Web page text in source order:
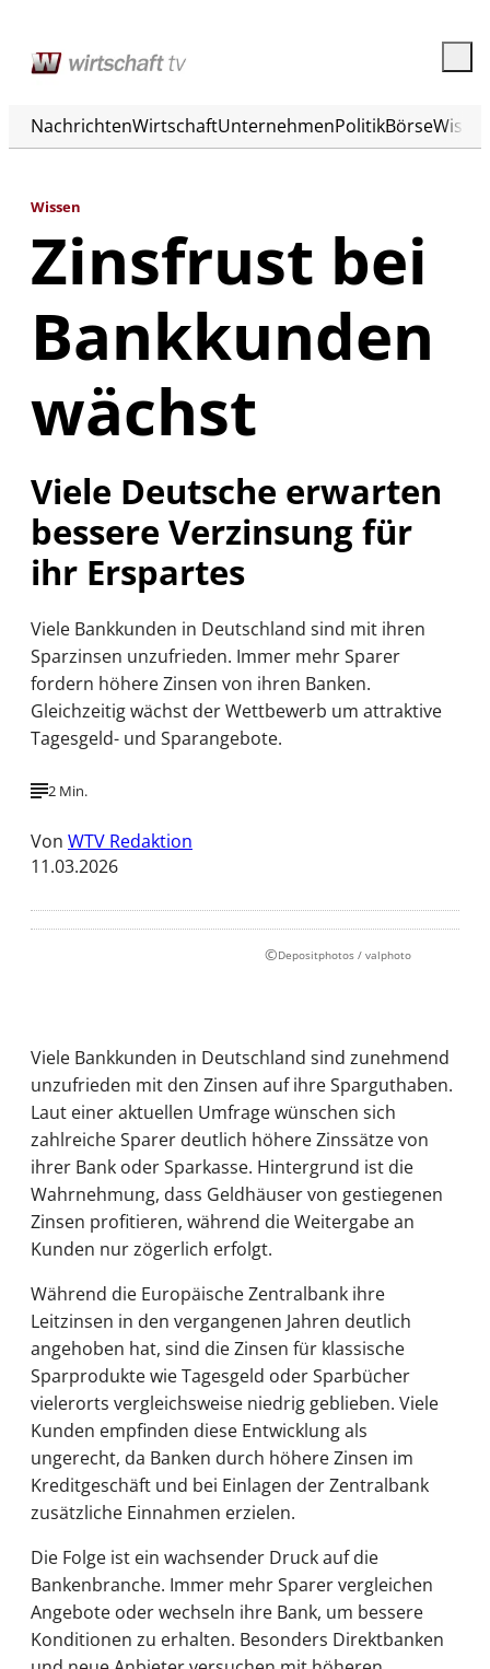
NachrichtenWirtschaftUnternehmenPolitikBörse
Wissen
Zinsfrust bei
Bankkunden
wächst
Viele Deutsche erwarten
bessere Verzinsung für
ihr Erspartes
Viele Bankkunden in Deutschland sind mit ihren
Sparzinsen unzufrieden. Immer mehr Sparer
fordern höhere Zinsen von ihren Banken.
Gleichzeitig wächst der Wettbewerb um attraktive
Tagesgeld- und Sparangebote.
2 Min.
Von WTV Redaktion
11.03.2026
©Depositphotos / valphoto
Viele Bankkunden in Deutschland sind zunehmend
unzufrieden mit den Zinsen auf ihre Sparguthaben.
Laut einer aktuellen Umfrage wünschen sich
zahlreiche Sparer deutlich höhere Zinssätze von
ihrer Bank oder Sparkasse. Hintergrund ist die
Wahrnehmung, dass Geldhäuser von gestiegenen
Zinsen profitieren, während die Weitergabe an
Kunden nur zögerlich erfolgt.
Während die Europäische Zentralbank ihre
Leitzinsen in den vergangenen Jahren deutlich
angehoben hat, sind die Zinsen für klassische
Sparprodukte wie Tagesgeld oder Sparbücher
vielerorts vergleichsweise niedrig geblieben. Viele
Kunden empfinden diese Entwicklung als
ungerecht, da Banken durch höhere Zinsen im
Kreditgeschäft und bei Einlagen der Zentralbank
zusätzliche Einnahmen erzielen.
Die Folge ist ein wachsender Druck auf die
Bankenbranche. Immer mehr Sparer vergleichen
Angebote oder wechseln ihre Bank, um bessere
Konditionen zu erhalten. Besonders Direktbanken